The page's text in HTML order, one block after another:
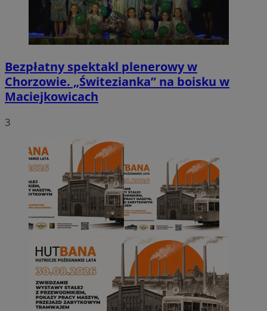
Bezpłatny spektakl plenerowy w
Chorzowie. „Świtezianka” na boisku w
Maciejkowicach
3